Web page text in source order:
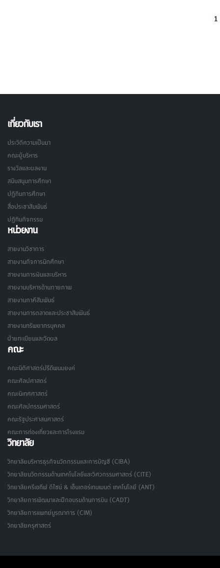
เกี่ยวกับเรา
ประวัติความเป็นมา
คณะผู้บริหาร
รางวัลและผลงาน
สนับสนุนการศึกษา
ปฏิทินการศึกษา
สื่อประชาสัมพันธ์
ปฏิทินกิจกรรม
หน่วยงาน
สายงานวิชาการ
สายงานกิจการนักศึกษา
สายงานการเงินและบริหาร
สายงานบริหารด้านกายภาพ
สายงานภาคีสัมพันธ์
สายงานการตลาดและประชาสัมพันธ์
สายงานทรัพยากรบุคคล
ฝ่ายทะเบียนและวัดผล
คณะ
คณะนิติศาสตร์ปรีดีพนมยงค์
คณะศิลปศาสตร์
คณะนิเทศศาสตร์
คณะศิลปกรรมศาสตร์
คณะรัฐประศาสนศาสตร์
คณะการท่องเที่ยวและการโรงแรม
วิทยาลัย
วิทยาลัยบริหารธุรกิจนวัตกรรมและการบัญชี (CIBA)
วิทยาลัยนวัตกรรมด้านเทคโนโลยีและวิศวกรรมศาสตร์ (CITE)
วิทยาลัยครีเอทีฟ ดีไซน์ & เอ็นเตอร์เทนเมนต์ เทคโนโลยี (ANT)
วิทยาลัยการพัฒนาและฝึกอบรมด้านการบิน (CADT)
วิทยาลัยการแพทย์บูรณาการ (CIM)
วิทยาลัยครุศาสตร์